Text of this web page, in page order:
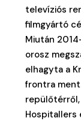
televíziós
filmgyártó
Miután
orosz
elhagyta a
frontra
Hospitallers